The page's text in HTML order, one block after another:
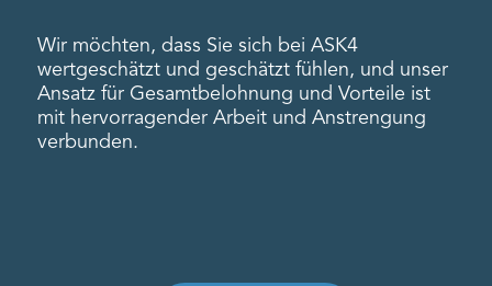
Wir möchten, dass Sie sich bei ASK4
wertgeschätzt und geschätzt fühlen, und unser
Ansatz für Gesamtbelohnung und Vorteile ist
mit hervorragender Arbeit und Anstrengung
verbunden.